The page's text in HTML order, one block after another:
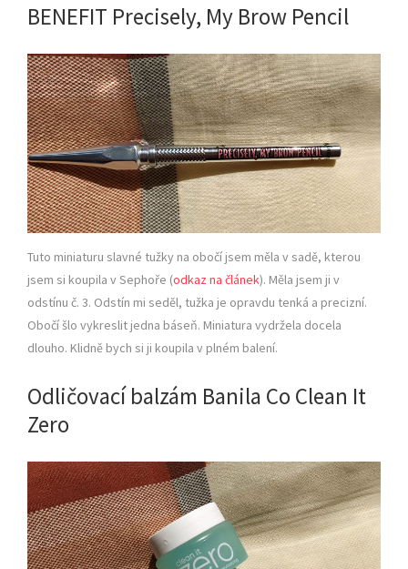
BENEFIT Precisely, My Brow Pencil
Tuto miniaturu slavné tužky na obočí jsem měla v sadě, kterou
jsem si koupila v Sephoře (odkaz na článek). Měla jsem ji v
odstínu č. 3. Odstín mi seděl, tužka je opravdu tenká a precizní.
Obočí šlo vykreslit jedna báseň. Miniatura vydržela docela
dlouho. Klidně bych si ji koupila v plném balení.
Odličovací balzám Banila Co Clean It
Zero